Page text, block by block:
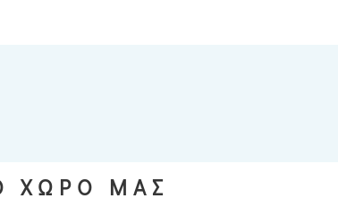
ΧΩΡΟ ΜΑΣ